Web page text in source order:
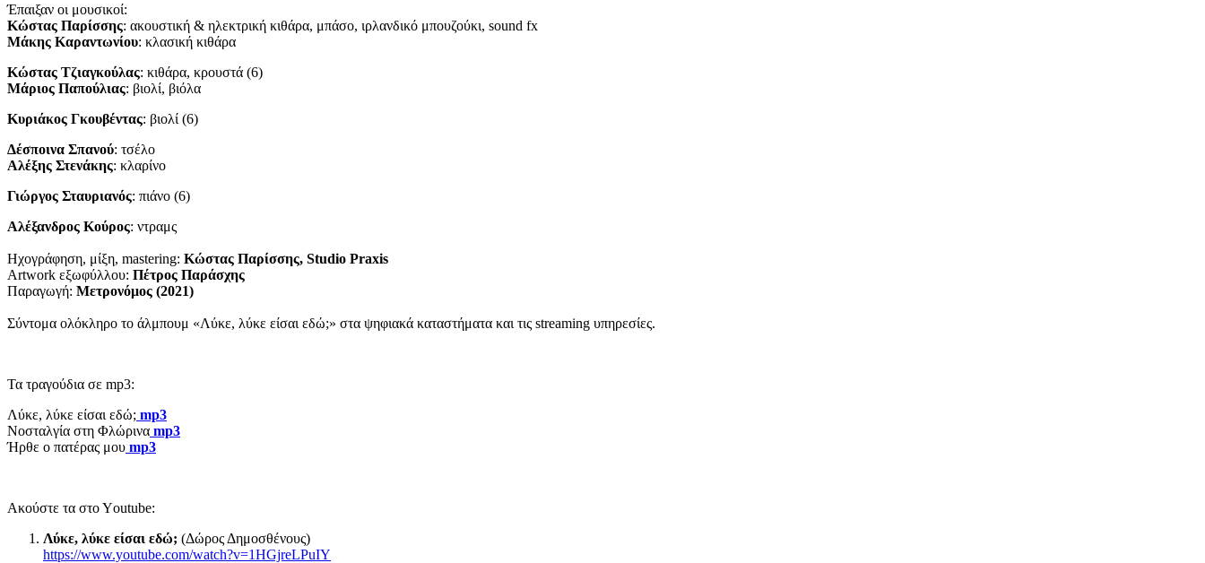
Έπαιξαν οι μουσικοί:
Κώστας Παρίσσης: ακουστική & ηλεκτρική κιθάρα, μπάσο, ιρλανδικό μπουζούκι, sound fx
Μάκης Καραντωνίου: κλασική κιθάρα
Κώστας Τζιαγκούλας: κιθάρα, κρουστά (6)
Μάριος Παπούλιας: βιολί, βιόλα
Κυριάκος Γκουβέντας: βιολί (6)
Δέσποινα Σπανού: τσέλο
Αλέξης Στενάκης: κλαρίνο
Γιώργος Σταυριανός: πιάνο (6)
Αλέξανδρος Κούρος: ντραμς
Ηχογράφηση, μίξη, mastering: Κώστας Παρίσσης, Studio Praxis
Artwork εξωφύλλου: Πέτρος Παράσχης
Παραγωγή: Μετρονόμος (2021)
Σύντομα ολόκληρο το άλμπουμ «Λύκε, λύκε είσαι εδώ;» στα ψηφιακά καταστήματα και τις streaming υπηρεσίες.
Τα τραγούδια σε mp3:
Λύκε, λύκε είσαι εδώ; mp3
Νοσταλγία στη Φλώρινα mp3
Ήρθε ο πατέρας μου mp3
Ακούστε τα στο Υoutube:
Λύκε, λύκε είσαι εδώ; (Δώρος Δημοσθένους)
https://www.youtube.com/watch?v=1HGjreLPuIY